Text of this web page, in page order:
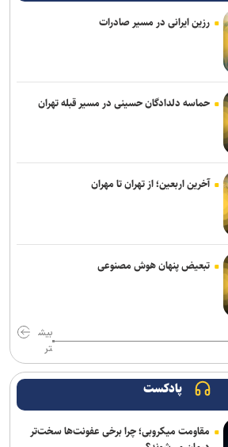
استان تهران برای نظارت بر قیمت‌ها و
دخیل در قتل حمیدرضا رجب‌زاده دستگیر شد
پایان شایعات؛ مدارس در مهرماه حضوری است/ ۱.۸ میلیون دانش‌آموز در
آموزش و پرورش کشور با محوریت «حماسه
می‌شود
کودکان و نوجوانان» برای نخستین بار در کشور
نظام ارزی کشور در پیرانشهر
از تهران وجود دارد+ فیلم
رزین ایرانی در مسیر صادرات
حماسه دلدادگان حسینی در مسیر قبله تهران
آخرین اربعین؛ از تهران تا مهران
تبعیض پنهان هوش مصنوعی
بیش
تر
پادکست
مقاومت میکروبی؛ چرا برخی عفونت‌ها سخت‌تر